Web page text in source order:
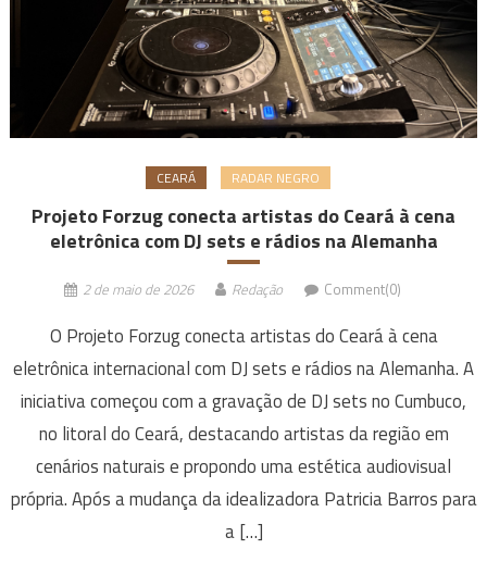
CEARÁ RADAR NEGRO
Projeto Forzug conecta artistas do Ceará à cena
eletrônica com DJ sets e rádios na Alemanha
2 de maio de 2026 Redação Comment(0)
O Projeto Forzug conecta artistas do Ceará à cena
eletrônica internacional com DJ sets e rádios na Alemanha. A
iniciativa começou com a gravação de DJ sets no Cumbuco,
no litoral do Ceará, destacando artistas da região em
cenários naturais e propondo uma estética audiovisual
própria. Após a mudança da idealizadora Patricia Barros para
a […]